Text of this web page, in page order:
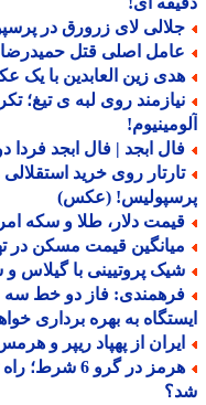
لای زرورق در
اصلی قتل حمیدرضا
زین العابدین با یک
روی لبه ی تیغ؛
ابجد | فال ابجد فردا دوشنبه 19 مرداد ماه
روی خرید استقلالی
(عکس)
دلار، طلا و سکه امروز 18 مرداد 1405
قیمت مسکن در
پروتیینی با گیلاس و
فاز دو خط سه
به بهره برداری خواهد
از پهپاد ریپر و هرمس
هرمز در گرو 6